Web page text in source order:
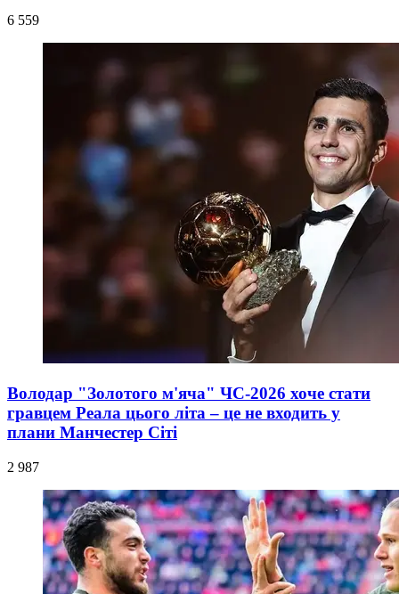
6 559
Володар "Золотого м'яча" ЧС-2026 хоче стати
гравцем Реала цього літа – це не входить у
плани Манчестер Сіті
2 987